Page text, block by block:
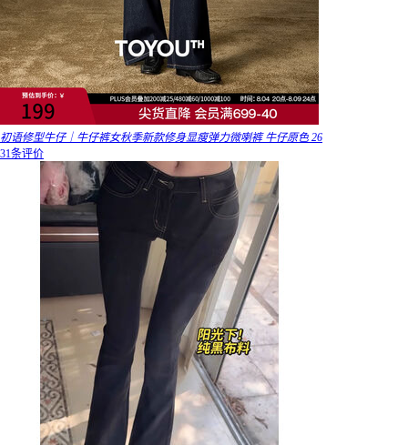
初语修型牛仔｜牛仔裤女秋季新款修身显瘦弹力微喇裤 牛仔原色 26
31条评价